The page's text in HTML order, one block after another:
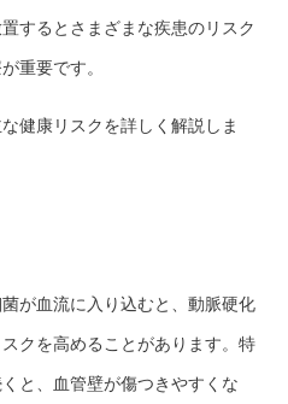
するとさまざまな疾患のリスク
重要です。
健康リスクを詳しく解説しま
が血流に入り込むと、動脈硬化
クを高めることがあります。特
と、血管壁が傷つきやすくな